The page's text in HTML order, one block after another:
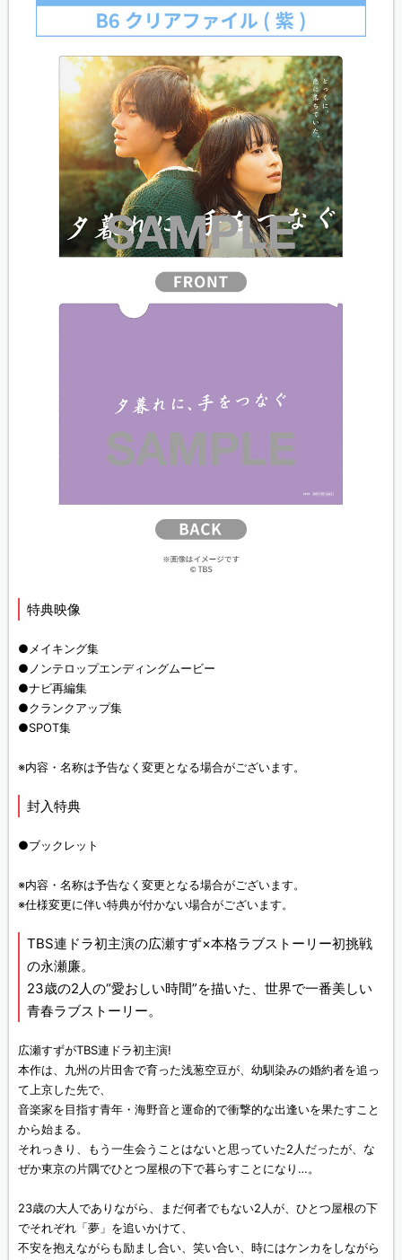
特典映像
●メイキング集
●ノンテロップエンディングムービー
●ナビ再編集
●クランクアップ集
●SPOT集
※内容・名称は予告なく変更となる場合がございます。
封入特典
●ブックレット
※内容・名称は予告なく変更となる場合がございます。
※仕様変更に伴い特典が付かない場合がございます。
TBS連ドラ初主演の広瀬すず×本格ラブストーリー初挑戦
の永瀬廉。
23歳の2人の“愛おしい時間”を描いた、世界で一番美しい
青春ラブストーリー。
広瀬すずがTBS連ドラ初主演!
本作は、九州の片田舎で育った浅葱空豆が、幼馴染みの婚約者を追っ
て上京した先で、
音楽家を目指す青年・海野音と運命的で衝撃的な出逢いを果たすこと
から始まる。
それっきり、もう一生会うことはないと思っていた2人だったが、な
ぜか東京の片隅でひとつ屋根の下で暮らすことになり…。
23歳の大人でありながら、まだ何者でもない2人が、ひとつ屋根の下
でそれぞれ「夢」を追いかけて、
不安を抱えながらも励まし合い、笑い合い、時にはケンカをしながら